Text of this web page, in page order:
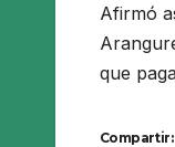
Afirmó
que
Compartir: